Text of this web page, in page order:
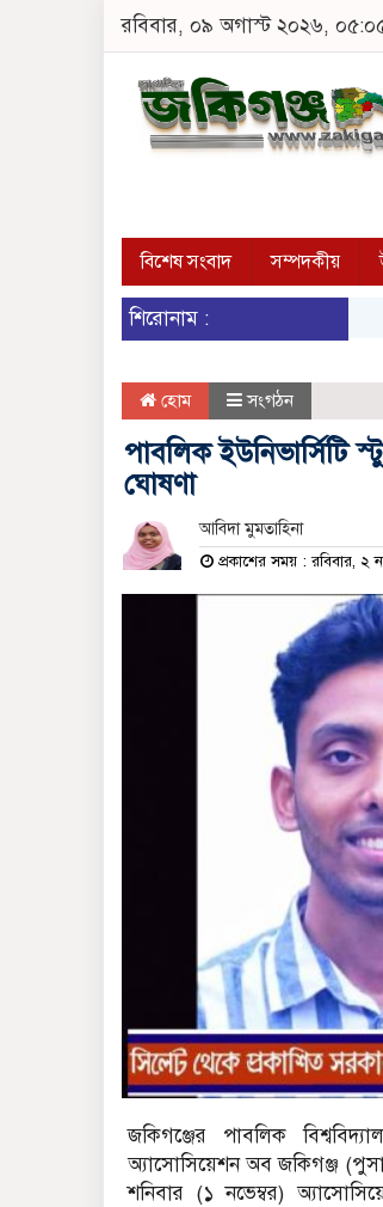
রবিবার, ০৯ অগাস্ট ২০২৬,
বিশেষ সংবাদ সম্পদকীয়
শিরোনাম :
হোম সংগঠন
পাবলিক ইউনিভার্সিটি
ঘোষণা
আবিদা মুমতাহিনা
প্রকাশের সময় : রবিবার, ২
জকিগঞ্জের পাবলিক
অ্যাসোসিয়েশন অব জকিগঞ্জ
শনিবার (১ নভেম্বর)